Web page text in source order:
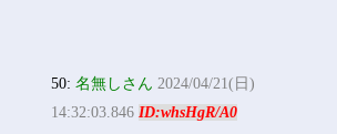
50:名無しさん 2024/04/21(日)
14:32:03.846ID:whsHgR/A0